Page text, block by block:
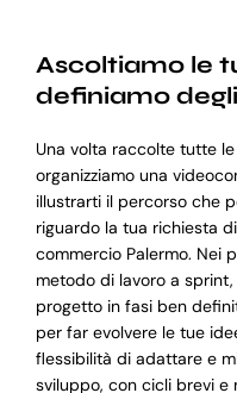
Ascoltiamo le
definiamo
Una volta raccolte tutte
organizziamo una
illustrarti il percorso che
riguardo la tua richiesta
commercio Palermo. Nei
metodo di lavoro a
progetto in fasi ben
per far evolvere le tue
flessibilità di adattare e
sviluppo, con cicli brevi e